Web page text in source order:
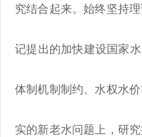
究结合起来。始终坚持
记提出的加快建设国家
体制机制制约、水权水
实的新老水问题上，研